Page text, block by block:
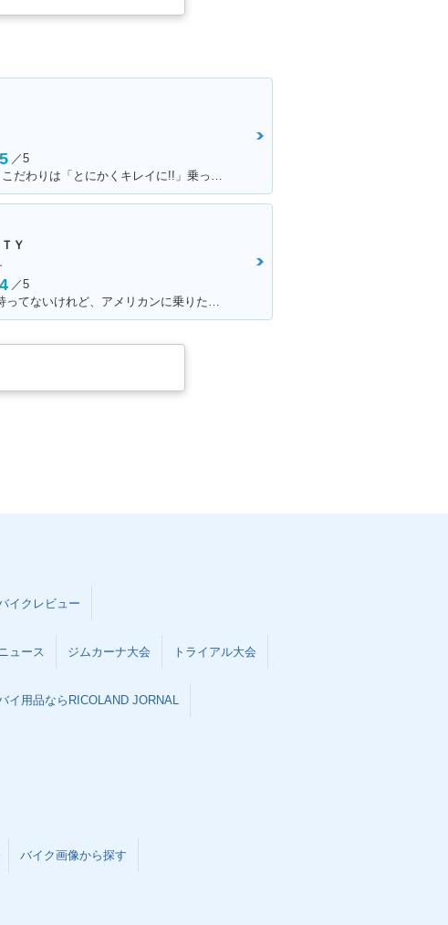
5 ／5
満足ポイント:100％満足！！こだわりは「とにかくキレイに!!」乗っていること
Ｙ
4 ／5
満足ポイント:普通免許しか持ってないけれど、アメリカンに乗りたいと思って探していたら、、 「あるじゃないかっ！小型のアメリカン！！」 50ccバイクの中では重厚感が有りますが、同メーカーで原付の「DIO」と同じ重量（80kg前後）なので取り回しも楽々♪ 足つきも良く、背の低い女の子でも余裕で乗りまわせます。 一番の魅力は低燃費。カブと同じエンジンを使っていて、燃費と耐久性に優れています。 私の所感ですが、ガソリンが全然減らないです（笑） 普通免許・原付免許で乗れますがギア4速のマニュアルですので、 原付とは言えど操作が異なります。購入する際はご注意を！
イクレビュー
ュース ジムカーナ大会 トライアル大会
イ用品ならRICOLAND JORNAL
バイク画像から探す